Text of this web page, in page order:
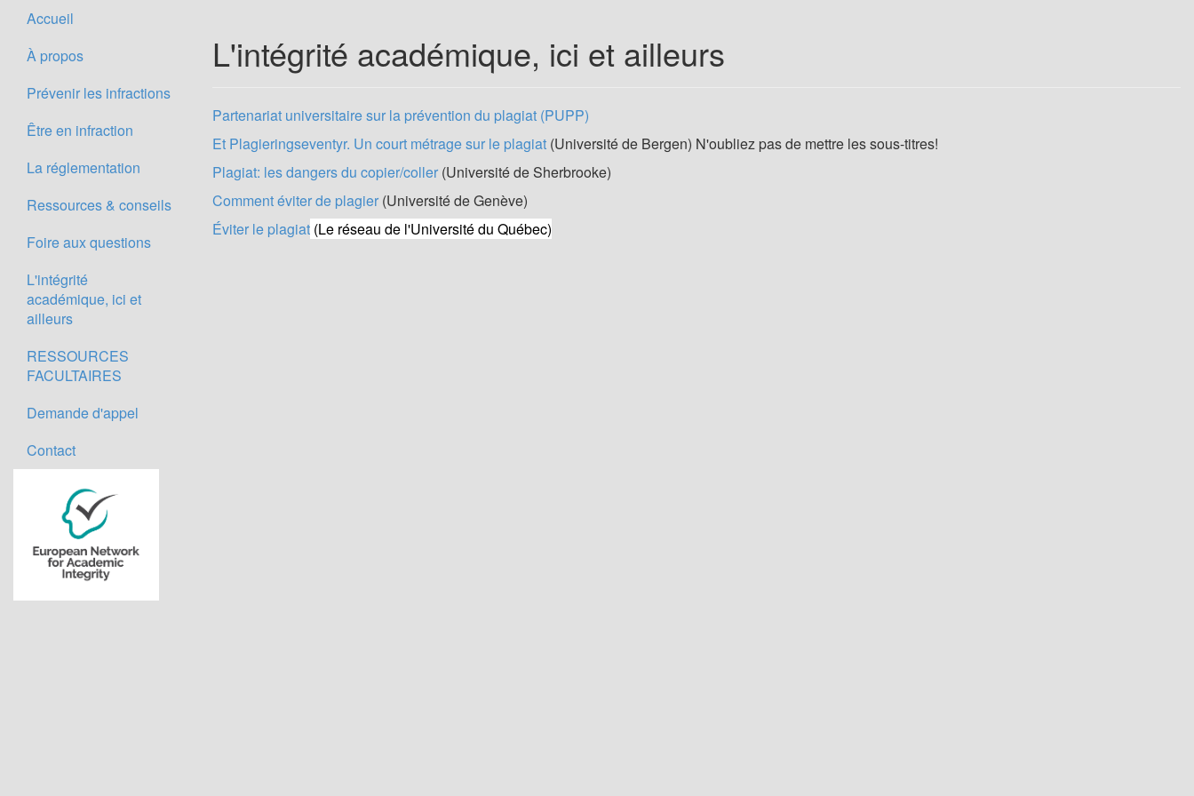
Titre du site
Accueil
À propos
Prévenir les infractions
Être en infraction
La réglementation
Ressources & conseils
Foire aux questions
L'intégrité
académique, ici et
ailleurs
RESSOURCES
FACULTAIRES
Demande d'appel
Contact
L'intégrité académique, ici et ailleurs
Partenariat universitaire sur la prévention du plagiat (PUPP)
Et Plagieringseventyr. Un court métrage sur le plagiat (Université de Bergen) N'oubliez pas de mettre les sous-titres!
Plagiat: les dangers du copier/coller (Université de Sherbrooke)
Comment éviter de plagier (Université de Genève)
Éviter le plagiat (Le réseau de l'Université du Québec)